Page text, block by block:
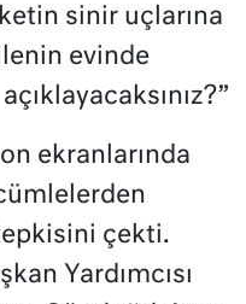
sinir uçlarına
evinde
ekranlarında
çekti.
Yardımcısı